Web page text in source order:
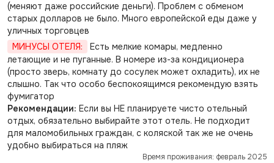
(меняют даже российские деньги). Проблем с обменом
старых долларов не было. Много европейской еды даже у
уличных торговцев
МИНУСЫ ОТЕЛЯ:
Есть мелкие комары, медленно
летающие и не пуганные. В номере из-за кондиционера
(просто зверь, комнату до сосулек может охладить), их не
слышно. Так что особо беспокоящимся рекомендую взять
фумигатор
Рекомендации: Если вы НЕ планируете чисто отельный
отдых, обязательно выбирайте этот отель. Не подходит
для маломобильных граждан, с коляской так же не очень
удобно выбираться на пляж
Время проживания: февраль 2025